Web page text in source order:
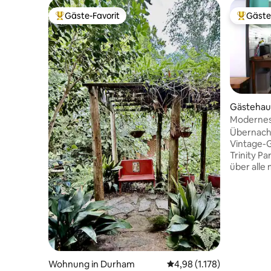
Beliebter Gäste-Favorit.
Gäste-Favorit
Wohnung in Durham Durchschnittliche
4,98 (1.178)
nahe der
Vintage-
Trinity
über alle